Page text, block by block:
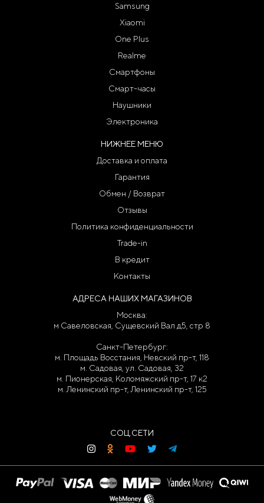
Samsung
Xiaomi
One Plus
Realme
Смартфоны
Смарт-часы
Наушники
Электроника
НИЖНЕЕ МЕНЮ
Доставка и оплата
Гарантия
Обмен / Возврат
Отзывы
Политика конфиденциальности
Trade-in
В кредит
Контакты
АДРЕСА НАШИХ МАГАЗИНОВ
Москва:
м Савеловская, Сущевский Вал д5, стр 8
Санкт-Петербург:
м. Площадь Восстания, Невский пр-т, 118
м. Садовая, ул. Садовая, 32
м. Пионерская, Коломяжский пр-т, 17 к2
м. Ленинский пр-т, Ленинский пр-т, 125
СОЦ.СЕТИ